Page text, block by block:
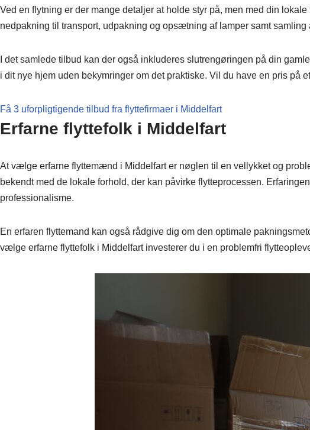
Ved en flytning er der mange detaljer at holde styr på, men med din
nedpakning til transport, udpakning og opsætning af lamper samt samling
I det samlede tilbud kan der også inkluderes slutrengøringen på din
i dit nye hjem uden bekymringer om det praktiske. Vil du have en pris på
Få 3 uforpligtigende tilbud fra flyttefirmaer i Middelfart
Erfarne flyttefolk i Middelfart
At vælge erfarne flyttemænd i Middelfart er nøglen til en vellykket og
bekendt med de lokale forhold, der kan påvirke flytteprocessen.
professionalisme.
En erfaren flyttemand kan også rådgive dig om den optimale
vælge erfarne flyttefolk i Middelfart investerer du i en problemfri